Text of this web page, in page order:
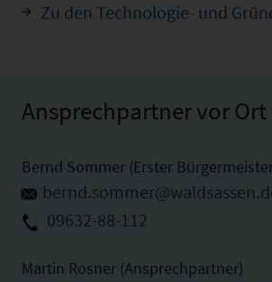
Zu den Technologie- und
Ansprechpartner vor Ort
Bernd Sommer (Erster
09632-88-112
Martin Rosner (Ansprechpartner)